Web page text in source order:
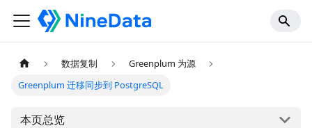
数据复制
Greenplum 为源
Greenplum 迁移同步到 PostgreSQL
本页总览